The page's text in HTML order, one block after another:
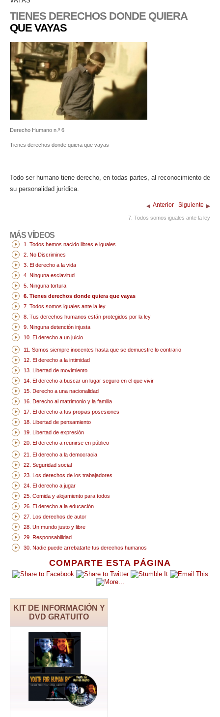
COMPARTE ESTA PÁGINA
KIT DE INFORMACIÓN Y
DVD GRATUITO
TIENES DERECHOS DONDE QUIERA
QUE VAYAS
Derecho Humano n.º 6
Tienes derechos donde quiera que vayas
Todo ser humano tiene derecho, en todas partes, al reconocimiento de
su personalidad jurídica.
Anterior Siguiente
7. Todos somos iguales ante la ley
MÁS VÍDEOS
1. Todos hemos nacido libres e iguales
2. No Discrimines
3. El derecho a la vida
4. Ninguna esclavitud
5. Ninguna tortura
6. Tienes derechos donde quiera que vayas
7. Todos somos iguales ante la ley
8. Tus derechos humanos están protegidos por la ley
9. Ninguna detención injusta
10. El derecho a un juicio
11. Somos siempre inocentes hasta que se demuestre lo contrario
12. El derecho a la intimidad
13. Libertad de movimiento
14. El derecho a buscar un lugar seguro en el que vivir
15. Derecho a una nacionalidad
16. Derecho al matrimonio y la familia
17. El derecho a tus propias posesiones
18. Libertad de pensamiento
19. Libertad de expresión
20. El derecho a reunirse en público
21. El derecho a la democracia
22. Seguridad social
23. Los derechos de los trabajadores
24. El derecho a jugar
25. Comida y alojamiento para todos
26. El derecho a la educación
27. Los derechos de autor
28. Un mundo justo y libre
29. Responsabilidad
30. Nadie puede arrebatarte tus derechos humanos